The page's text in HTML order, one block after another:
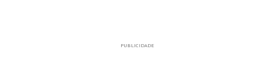
PUBLICIDADE